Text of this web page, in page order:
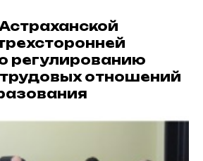
регулированию
отношений